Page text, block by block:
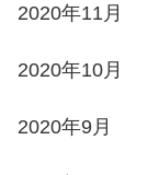
2020年11月
2020年10月
2020年9月